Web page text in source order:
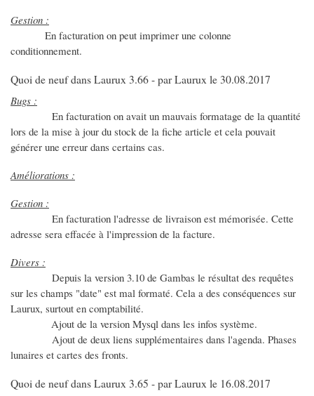
Gestion :
En facturation on peut imprimer une colonne
conditionnement.
Quoi de neuf dans Laurux 3.66 - par Laurux le 30.08.2017
Bugs :
En facturation on avait un mauvais formatage de la quantité
lors de la mise à jour du stock de la fiche article et cela pouvait
générer une erreur dans certains cas.
Améliorations :
Gestion :
En facturation l'adresse de livraison est mémorisée. Cette
adresse sera effacée à l'impression de la facture.
Divers :
Depuis la version 3.10 de Gambas le résultat des requêtes
sur les champs "date" est mal formaté. Cela a des conséquences sur
Laurux, surtout en comptabilité.
Ajout de la version Mysql dans les infos système.
Ajout de deux liens supplémentaires dans l'agenda. Phases
lunaires et cartes des fronts.
Quoi de neuf dans Laurux 3.65 - par Laurux le 16.08.2017